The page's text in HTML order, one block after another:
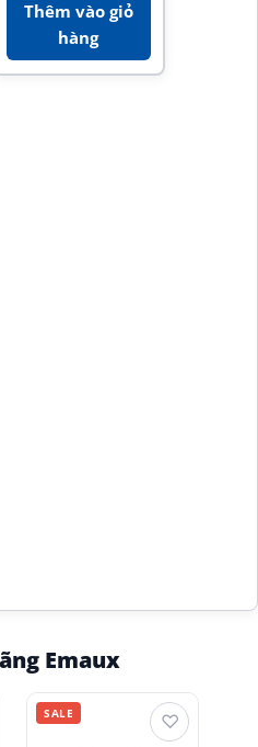
Thêm vào giỏ
hàng
Emaux
SALE ♡